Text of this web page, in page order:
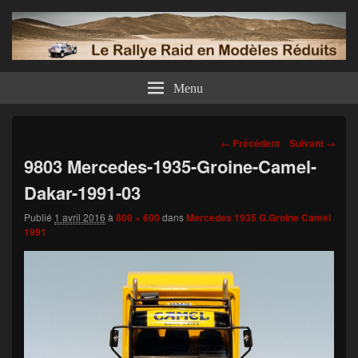
Menu
Navigation
dans
les
← Précédent Suivant →
9803 Mercedes-1935-Groine-Camel-
Dakar-1991-03
Publié 1 avril 2016 à 800 × 600dansMercedes 1935 G.Groine Camel
1991